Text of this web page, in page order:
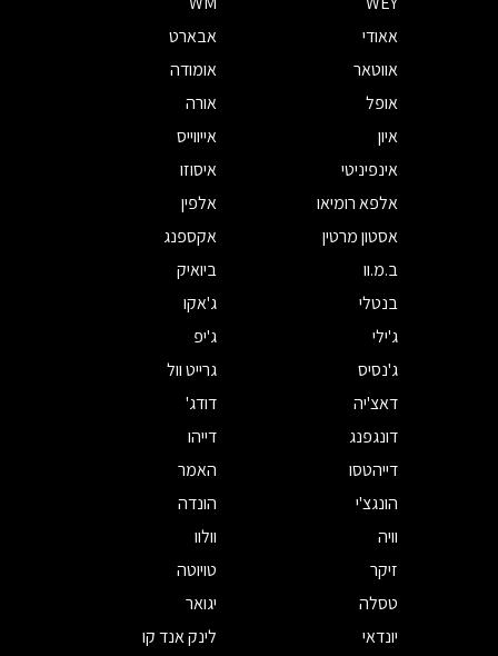
אאודי
אבארט
אווטאר
אומודה
אופל
אורה
איון
אייווייס
אינפיניטי
איסוזו
אלפא רומיאו
אלפין
אסטון מרטין
אקספנג
ב.מ.וו
ביואיק
בנטלי
ג'אקו
ג'ילי
ג'יפ
ג'נסיס
גרייט וול
דאצ'יה
דודג'
דונגפנג
דייהו
דייהטסו
האמר
הונגצ'י
הונדה
וויה
וולוו
זיקר
טויוטה
טסלה
יגואר
יונדאי
לינק אנד קו